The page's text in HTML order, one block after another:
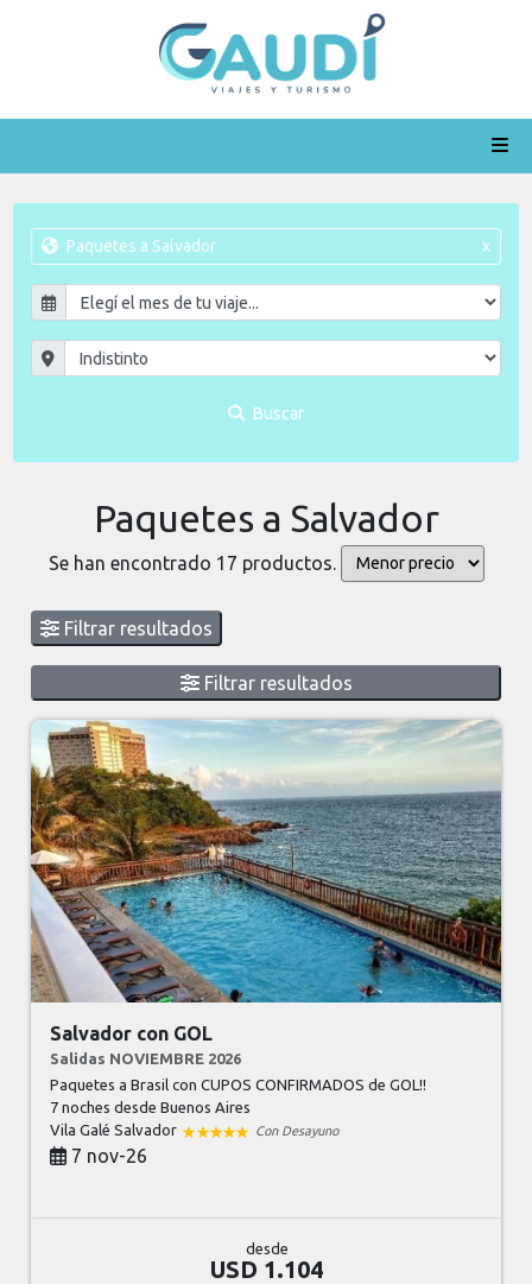
Paquetes a Salvador x
Buscar
Paquetes a Salvador
Se han encontrado 17 productos.
Filtrar resultados
Filtrar resultados
Salvador con GOL
Salidas NOVIEMBRE 2026
Paquetes a Brasil con CUPOS CONFIRMADOS de GOL!!
7 nochesdesde Buenos Aires
Vila Galé Salvador
Con Desayuno
7 nov-26
desde
USD 1.104